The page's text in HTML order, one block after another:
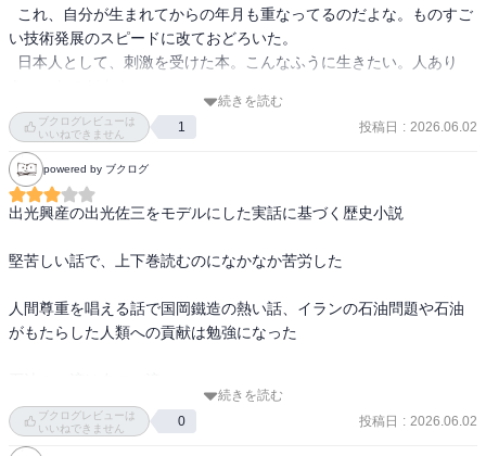
い技術発展のスピードに改ておどろいた。
続きを読む
ブクログレビューは
いいねできません
1 投稿日 : 2026.06.02
powered by ブクログ
出光興産の出光佐三をモデルにした実話に基づく歴史小説
堅苦しい話で、上下巻読むのになかなか苦労した
人間尊重を唱える話で国岡鐵造の熱い話、イランの石油問題や石油
がもたらした人類への貢献は勉強になった
続きを読む
ブクログレビューは
いいねできません
0 投稿日 : 2026.06.02